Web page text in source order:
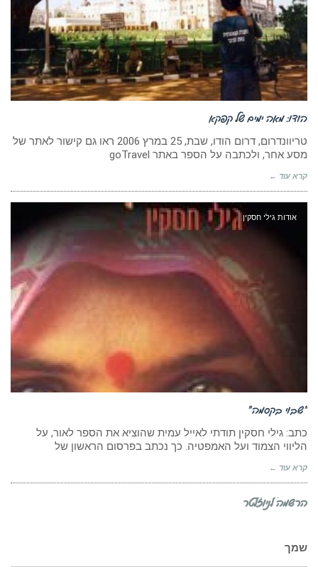
הודו: מאה ימים של קפקא
טריוונדרום, דרום הודו, שבת, 25 במרץ 2006 ראו גם קישור לאתר של
מסע אחר, ולכתבה על הספר באתר goTravel
קרא עוד ←
אודות גילי חסקין
“שבוי בקסמה”
כתב: גילי חסקין תודתי לאייל עמית שהוציא את הספר לאור, על
הליווי הצמוד ועל האמפטיה. כך נכתב בפרסום הראשון של
קרא עוד ←
הרשמה לניוזלטר
שמך